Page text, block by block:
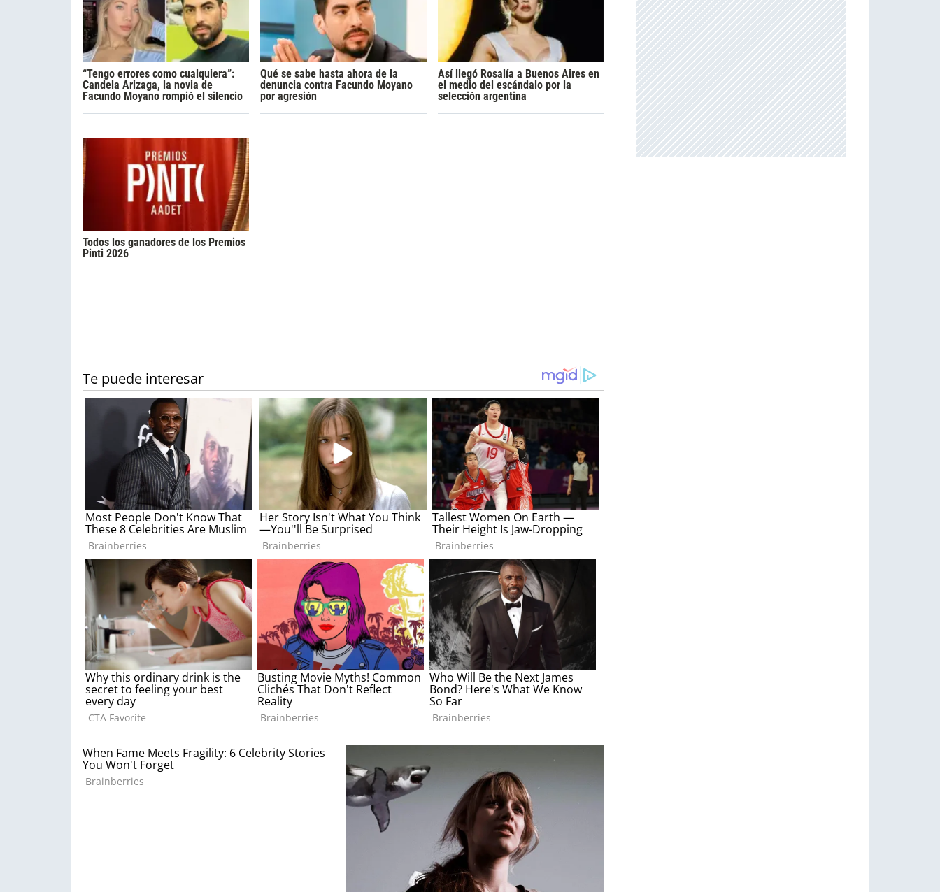
“Tengo errores como cualquiera”:
Candela Arizaga, la novia de
Facundo Moyano rompió el silencio
Qué se sabe hasta ahora de la
denuncia contra Facundo Moyano
por agresión
Así llegó Rosalía a Buenos Aires en
el medio del escándalo por la
selección argentina
Todos los ganadores de los Premios
Pinti 2026